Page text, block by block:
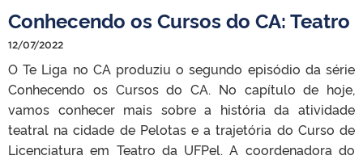
Conhecendo os Cursos do CA: Teatro
12/07/2022
O Te Liga no CA produziu o segundo episódio da série
Conhecendo os Cursos do CA. No capítulo de hoje,
vamos conhecer mais sobre a história da atividade
teatral na cidade de Pelotas e a trajetória do Curso de
Licenciatura em Teatro da UFPel. A coordenadora do